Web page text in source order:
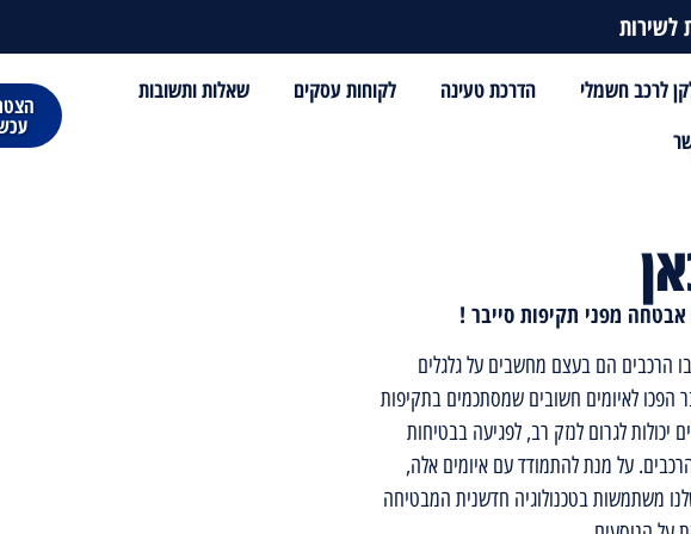
לרכב חשמלי הדרכת טעינה לקוחות עסקים
שאלות ותשובות
מפני תקיפות סייבר !
הרכבים הם בעצם מחשבים על גלגלים
הפכו לאיומים חשובים שמסתכמים בתקיפות
יכולות לגרום לנזק רב, לפגיעה בבטיחות
על מנת להתמודד עם איומים אלה,
משתמשות בטכנולוגיה חדשנית המבטיחה